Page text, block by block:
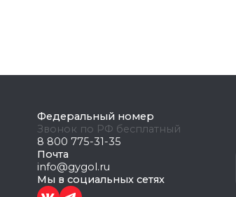
Федеральный номер
Звонок по РФ бесплатный
8 800 775-31-35
Почта
info@gygol.ru
Мы в социальных сетях